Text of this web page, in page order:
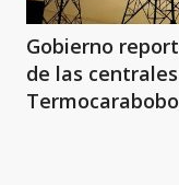
Gobierno
de las